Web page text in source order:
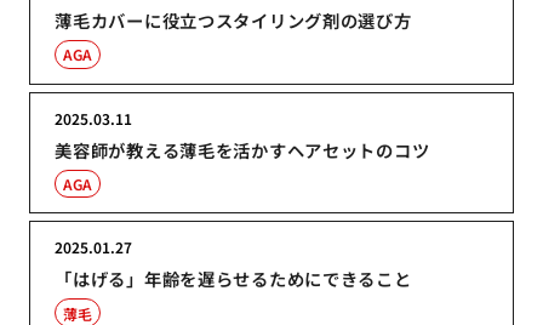
薄毛カバーに役立つスタイリング剤の選び方
AGA
美容師が教える薄毛を活かすヘアセットのコツ
2025.03.11
AGA
「はげる」年齢を遅らせるためにできること
2025.01.27
薄毛